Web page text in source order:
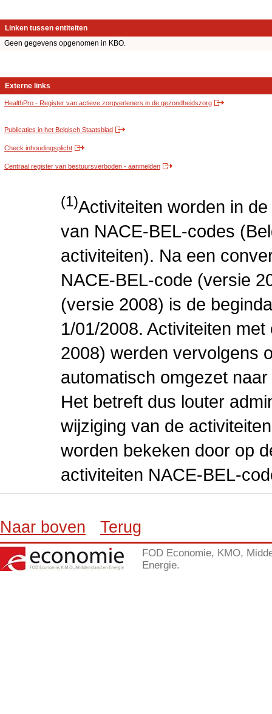
Linken tussen entiteiten
Geen gegevens opgenomen in KBO.
Externe links
HealthPro - Register van actieve zorgverleners in de gezondheidszorg
Publicaties in het Belgisch Staatsblad
Check inhoudingsplicht
Centraal register van bestuursverboden - aanmelden
(1)Activiteiten worden in
van NACE-BEL-codes
activiteiten). Na een
NACE-BEL-code (versie
(versie 2008) is de
1/01/2008. Activiteiten
2008) werden vervolgens
automatisch omgezet
Het betreft dus louter
wijziging van de
worden bekeken door op
activiteiten NACE-BEL-
Naar boven Terug
FOD Economie, KMO,
Energie.